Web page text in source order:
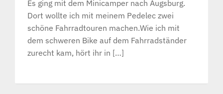
Es ging mit dem Minicamper nach Augsburg.
Dort wollte ich mit meinem Pedelec zwei
schöne Fahrradtouren machen.Wie ich mit
dem schweren Bike auf dem Fahrradständer
zurecht kam, hört ihr in […]